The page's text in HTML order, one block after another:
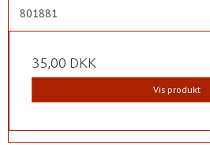
801881
35,00 DKK
Vis produkt